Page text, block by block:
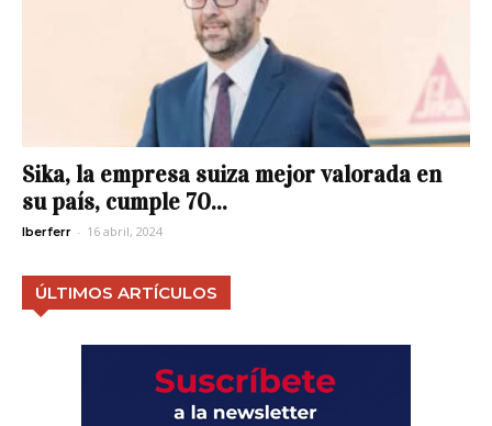
Sika, la empresa suiza mejor valorada en
su país, cumple 70...
Iberferr - 16 abril, 2024
ÚLTIMOS ARTÍCULOS